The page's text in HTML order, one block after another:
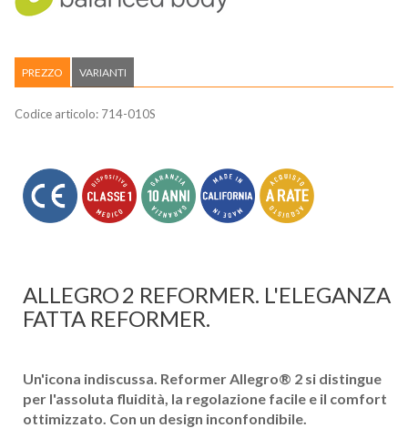
PREZZO VARIANTI
Codice articolo: 714-010S
ALLEGRO2 REFORMER. L'ELEGANZA
FATTA REFORMER.
Un'icona indiscussa. Reformer Allegro® 2 si distingue
per l'assoluta fluidità, la regolazione facile e il comfort
ottimizzato. Con un design inconfondibile.